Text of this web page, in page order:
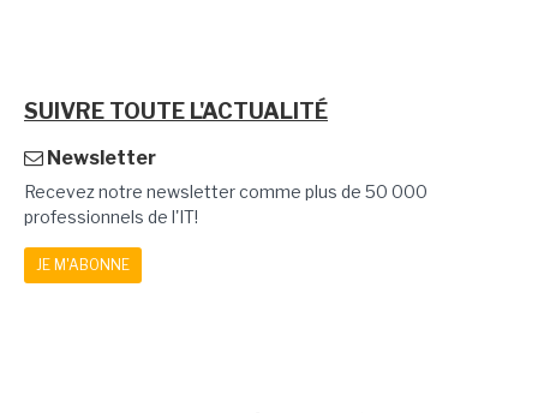
SUIVRE TOUTE L'ACTUALITÉ
Newsletter
Recevez notre newsletter comme plus de 50 000
professionnels de l'IT!
JE M'ABONNE